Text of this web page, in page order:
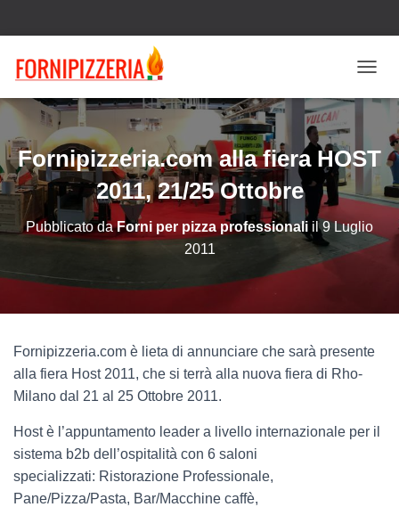
A
G
A
I
N
E
G
E
Fornipizzeria.com alla fiera HOST
2011, 21/25 Ottobre
Pubblicato daForni per pizza professionali il9 Luglio
2011
Fornipizzeria.com è lieta di annunciare che sarà presente
alla fiera Host 2011, che si terrà alla nuova fiera di Rho-
Milano dal 21 al 25 Ottobre 2011.
Host è l’appuntamento leader a livello internazionale per il
sistema b2b dell’ospitalità con 6 saloni
specializzati: Ristorazione Professionale,
Pane/Pizza/Pasta, Bar/Macchine caffè,